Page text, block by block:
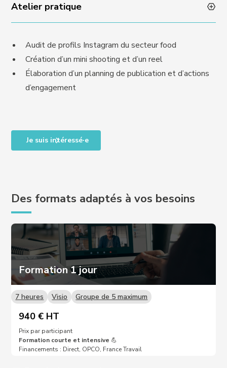
Atelier pratique
Audit de profils Instagram du secteur food
Création d’un mini shooting et d’un reel
Élaboration d’un planning de publication et d’actions
d’engagement
Je suis intéressé·e
Des formats adaptés à vos besoins
Formation 1 jour
7 heures Visio Groupe de 5 maximum
940 € HT
Prix par participant
Formation courte et intensive 💪
Financements : Direct, OPCO, France Travail